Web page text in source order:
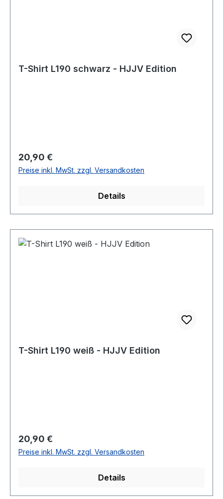
T-Shirt L190 schwarz - HJJV Edition
Regulärer Preis:
20,90 €
Preise inkl. MwSt. zzgl. Versandkosten
Details
T-Shirt L190 weiß - HJJV Edition
Regulärer Preis:
20,90 €
Preise inkl. MwSt. zzgl. Versandkosten
Details